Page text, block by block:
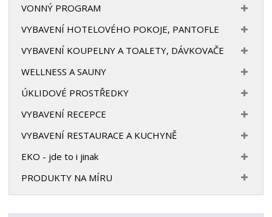
VONNÝ PROGRAM
VYBAVENÍ HOTELOVÉHO POKOJE, PANTOFLE
VYBAVENÍ KOUPELNY A TOALETY, DÁVKOVAČE
WELLNESS A SAUNY
ÚKLIDOVÉ PROSTŘEDKY
VYBAVENÍ RECEPCE
VYBAVENÍ RESTAURACE A KUCHYNĚ
EKO - jde to i jinak
PRODUKTY NA MÍRU